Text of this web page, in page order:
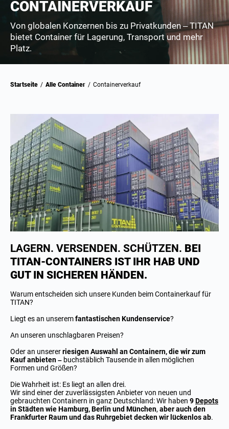
CONTAINERVERKAUF
Von globalen Konzernen bis zu Privatkunden – TITAN
bietet Container für Lagerung, Transport und mehr
Platz.
Startseite / Alle Container / Containerverkauf
LAGERN. VERSENDEN. SCHÜTZEN. BEI
TITAN-CONTAINERS IST IHR HAB UND
GUT IN SICHEREN HÄNDEN.
Warum entscheiden sich unsere Kunden beim Containerkauf für
TITAN?
Liegt es an unseremfantastischen Kundenservice?
An unseren unschlagbaren Preisen?
Oder an unsererriesigen Auswahl an Containern, die wir zum
Kauf anbieten – buchstäblich Tausende in allen möglichen
Formen und Größen?
Die Wahrheit ist: Es liegt an allen drei.
Wir sind einer der zuverlässigsten Anbieter von neuen und
gebrauchten Containern in ganz Deutschland: Wir haben 9Depots
in Städten wie Hamburg, Berlin und München,aber auch den
Frankfurter Raum und das Ruhrgebiet decken wir lückenlos ab.